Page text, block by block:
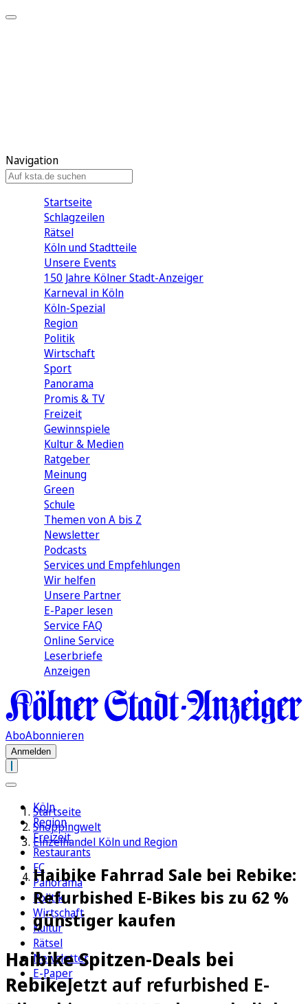
Navigation
Startseite
Schlagzeilen
Rätsel
Köln und Stadtteile
Unsere Events
150 Jahre Kölner Stadt-Anzeiger
Karneval in Köln
Köln-Spezial
Region
Politik
Wirtschaft
Sport
Panorama
Promis & TV
Freizeit
Gewinnspiele
Kultur & Medien
Ratgeber
Meinung
Green
Schule
Themen von A bis Z
Newsletter
Podcasts
Services und Empfehlungen
Wir helfen
Unsere Partner
E-Paper lesen
Service FAQ
Online Service
Leserbriefe
Anzeigen
AboAbonnieren
Anmelden
Köln
Region
Freizeit
Restaurants
FC
Panorama
Politik
Wirtschaft
Kultur
Rätsel
Newsletter
E-Paper
Startseite
Shoppingwelt
Einzelhandel Köln und Region
Haibike Fahrrad Sale bei Rebike:
Refurbished E-Bikes bis zu 62 %
günstiger kaufen
Haibike Spitzen-Deals bei
RebikeJetzt auf refurbished E-